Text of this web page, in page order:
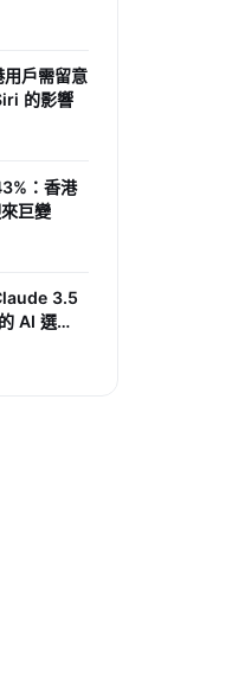
戶需留意
的影響
：香港
巨變
3.5
AI 選